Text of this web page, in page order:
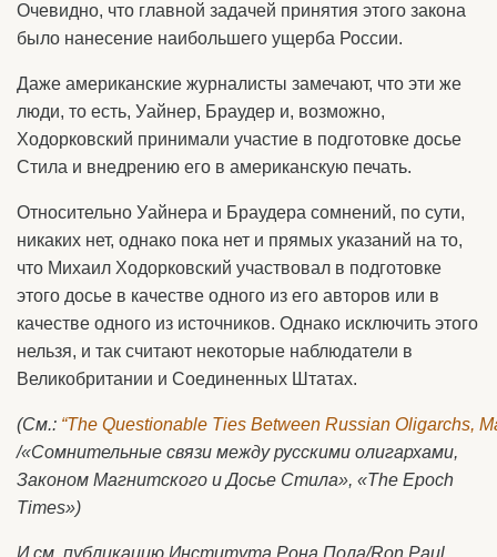
Очевидно, что главной задачей принятия этого закона
было нанесение наибольшего ущерба России.
Даже американские журналисты замечают, что эти же
люди, то есть, Уайнер, Браудер и, возможно,
Ходорковский принимали участие в подготовке досье
Стила и внедрению его в американскую печать.
Относительно Уайнера и Браудера сомнений, по сути,
никаких нет, однако пока нет и прямых указаний на то,
что Михаил Ходорковский участвовал в подготовке
этого досье в качестве одного из его авторов или в
качестве одного из источников. Однако исключить этого
нельзя, и так считают некоторые наблюдатели в
Великобритании и Соединенных Штатах.
(См.: “The Questionable Ties Between Russian Oligarchs,
/«Сомнительные связи между русскими олигархами,
Законом Магнитского и Досье Стила», «The Epoch
Times»)